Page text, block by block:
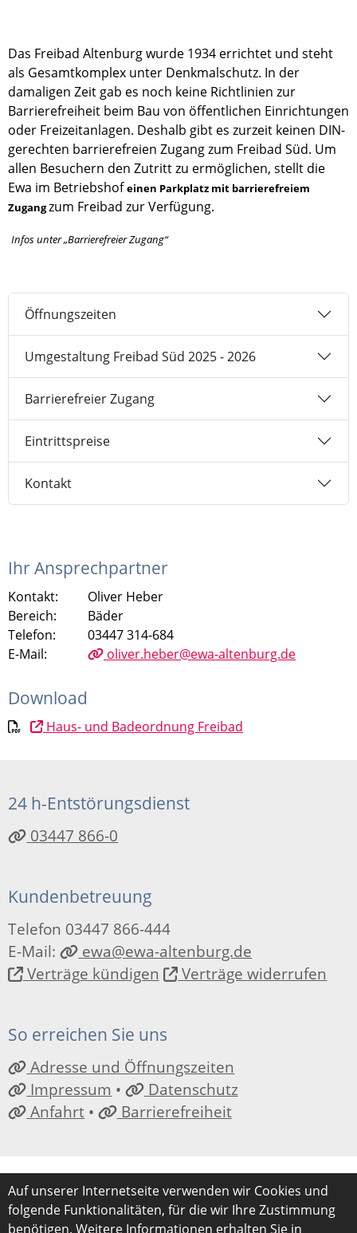
Das Freibad Altenburg wurde 1934 errichtet und steht
als Gesamtkomplex unter Denkmalschutz. In der
damaligen Zeit gab es noch keine Richtlinien zur
Barrierefreiheit beim Bau von öffentlichen Einrichtungen
oder Freizeitanlagen. Deshalb gibt es zurzeit keinen DIN-
gerechten barrierefreien Zugang zum Freibad Süd. Um
allen Besuchern den Zutritt zu ermöglichen, stellt die
Ewa im Betriebshofeinen Parkplatz mit barrierefreiem
Zugangzum Freibad zur Verfügung.
Infos unter „Barrierefreier Zugang“
Öffnungszeiten
Umgestaltung Freibad Süd 2025 - 2026
Barrierefreier Zugang
Eintrittspreise
Kontakt
Ihr Ansprechpartner
Kontakt:
Oliver Heber
Bereich:
Bäder
Telefon:
03447 314-684
E-Mail:
oliver.heber@ewa-altenburg.de
Download
Haus- und Badeordnung Freibad
24 h-Entstörungsdienst
03447 866-0
Kundenbetreuung
Telefon 03447 866-444
E-Mail:
ewa@ewa-altenburg.de
Verträge kündigen
Verträge widerrufen
So erreichen Sie uns
Adresse und Öffnungszeiten
Impressum •
Datenschutz
Anfahrt • Barrierefreiheit
Auf unserer Internetseite verwenden wir Cookies und
folgende Funktionalitäten, für die wir Ihre Zustimmung
benötigen. Weitere Informationen erhalten Sie in